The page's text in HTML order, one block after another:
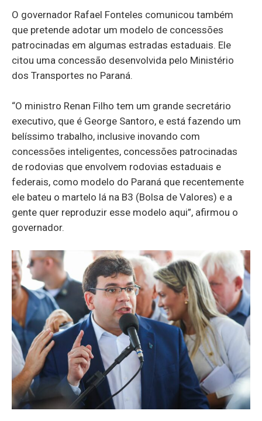
O governador Rafael Fonteles comunicou também
que pretende adotar um modelo de concessões
patrocinadas em algumas estradas estaduais. Ele
citou uma concessão desenvolvida pelo Ministério
dos Transportes no Paraná.
“O ministro Renan Filho tem um grande secretário
executivo, que é George Santoro, e está fazendo um
belíssimo trabalho, inclusive inovando com
concessões inteligentes, concessões patrocinadas
de rodovias que envolvem rodovias estaduais e
federais, como modelo do Paraná que recentemente
ele bateu o martelo lá na B3 (Bolsa de Valores) e a
gente quer reproduzir esse modelo aqui”, afirmou o
governador.